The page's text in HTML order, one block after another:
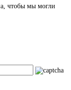
чтобы мы могли